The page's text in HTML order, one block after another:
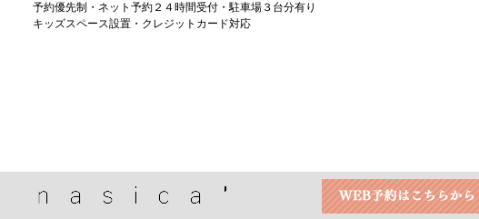
予約優先制・ネット予約２４時間受付・駐車場３台分有り
キッズスペース設置・クレジットカード対応